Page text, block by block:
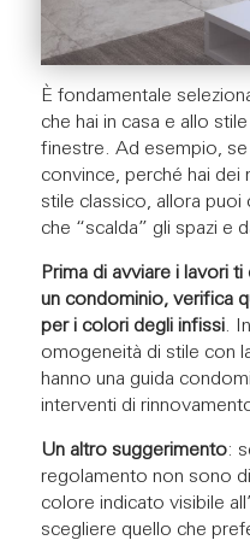
È fondamentale
che hai in casa e allo
finestre. Ad esempio, se
convince, perché hai dei
stile classico, allora
che “scalda” gli spazi e
Prima di avviare i lavori
un condominio, verifica
per i colori degli infissi.
omogeneità di stile con
hanno una guida
interventi di
Un altro suggerimento:
regolamento non sono
colore indicato visibile
scegliere quello che